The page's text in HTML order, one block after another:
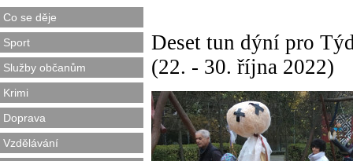
Co se děje
Sport
Služby občanům
Krimi
Doprava
Vzdělávání
Deset tun dýní pro
(22. - 30. října 2022)